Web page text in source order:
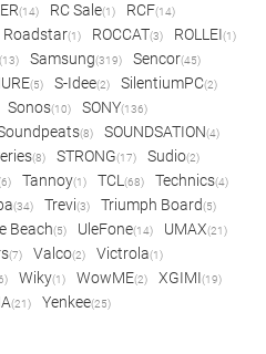
(14) RC Sale(1) RCF(14)
Roadstar(1) ROCCAT(3) ROLLEI(1)
(13) Samsung(319) Sencor(45)
(5) S-Idee(2) SilentiumPC(2)
Sonos(10) SONY(136)
(8) SOUNDSATION(4)
(8) STRONG(17) Sudio(2)
Tannoy(1) TCL (68) Technics(4)
(34) Trevi(3) Triumph Board(5)
Beach(5) UleFone(14) UMAX(21)
(7) Valco(2) Victrola(1)
Wiky(1) WowME(2) XGIMI(19)
(21) Yenkee(25)